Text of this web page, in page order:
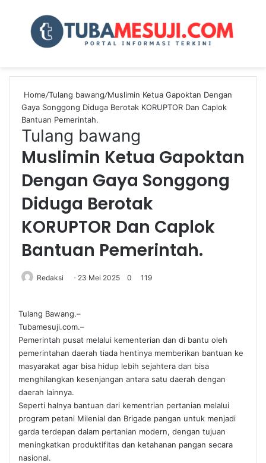
Menu
Home/Tulang bawang/Muslimin Ketua Gapoktan Dengan
Gaya Songgong Diduga Berotak KORUPTOR Dan Caplok
Bantuan Pemerintah.
Tulang bawang
Muslimin Ketua Gapoktan
Dengan Gaya Songgong
Diduga Berotak
KORUPTOR Dan Caplok
Bantuan Pemerintah.
Redaksi 23 Mei 2025 0 119
Tulang Bawang.–
Tubamesuji.com.–
Pemerintah pusat melalui kementerian dan di bantu oleh
pemerintahan daerah tiada hentinya memberikan bantuan ke
masyarakat agar bisa hidup lebih sejahtera dan bisa
menghilangkan kesenjangan antara satu daerah dengan
daerah lainnya.
Seperti halnya bantuan dari kementrian pertanian melalui
program petani Milenial dan Brigade pangan untuk menjadi
garda terdepan dalam pertanian modern, dengan tujuan
meningkatkan produktifitas dan ketahanan pangan secara
nasional.